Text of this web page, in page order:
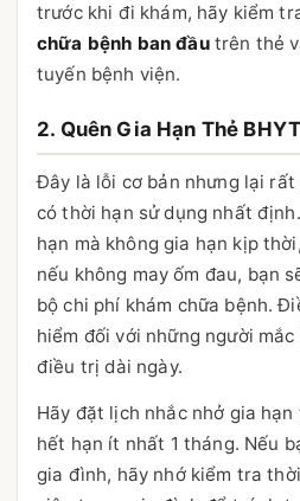
trước khi đi khám, hãy kiểm
chữa bệnh ban đầutrên thẻ
tuyến bệnh viện.
2. Quên Gia Hạn Thẻ
Đây là lỗi cơ bản nhưng lại rất
có thời hạn sử dụng nhất
hạn mà không gia hạn kịp
nếu không may ốm đau, bạn
bộ chi phí khám chữa bệnh.
hiểm đối với những người
điều trị dài ngày.
Hãy đặt lịch nhắc nhở gia
hết hạn ít nhất 1 tháng. Nếu
gia đình, hãy nhớ kiểm tra